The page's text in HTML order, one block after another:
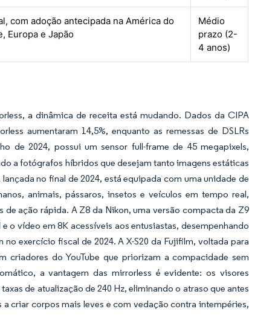
com adoção antecipada na América do
Europa e Japão
Médio
prazo (2-
4 anos)
a dinâmica de receita está mudando. Dados da CIPA
aumentaram 14,5%, enquanto as remessas de DSLRs
de 2024, possui um sensor full-frame de 45 megapixels,
a fotógrafos híbridos que desejam tanto imagens estáticas
no final de 2024, está equipada com uma unidade de
animais, pássaros, insetos e veículos em tempo real,
ação rápida. A Z8 da Nikon, uma versão compacta da Z9
o vídeo em 8K acessíveis aos entusiastas, desempenhando
exercício fiscal de 2024. A X-S20 da Fujifilm, voltada para
criadores do YouTube que priorizam a compacidade sem
a vantagem das mirrorless é evidente: os visores
de atualização de 240 Hz, eliminando o atraso que antes
criar corpos mais leves e com vedação contra intempéries,